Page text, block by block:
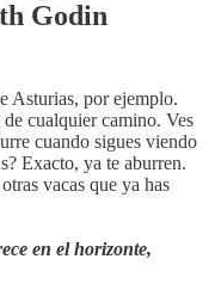
Godin
Asturias, por ejemplo.
cualquier camino. Ves
cuando sigues viendo
Exacto, ya te aburren.
vacas que ya has
en el horizonte,